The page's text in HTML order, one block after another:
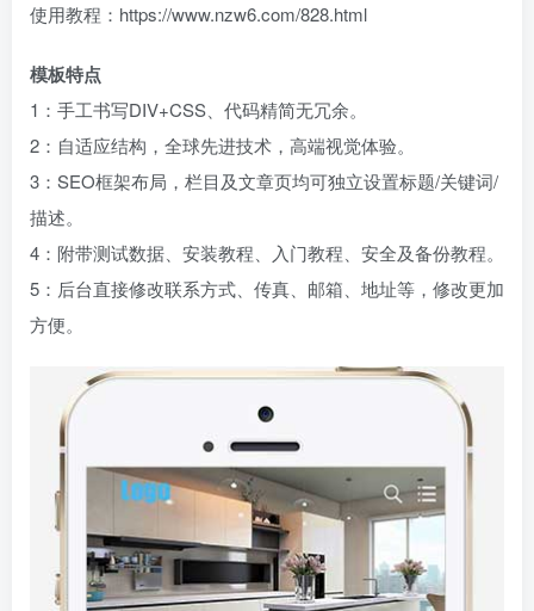
使用教程：https://www.nzw6.com/828.html
模板特点
1：手工书写DIV+CSS、代码精简无冗余。
2：自适应结构，全球先进技术，高端视觉体验。
3：SEO框架布局，栏目及文章页均可独立设置标题/关键词/
描述。
4：附带测试数据、安装教程、入门教程、安全及备份教程。
5：后台直接修改联系方式、传真、邮箱、地址等，修改更加
方便。